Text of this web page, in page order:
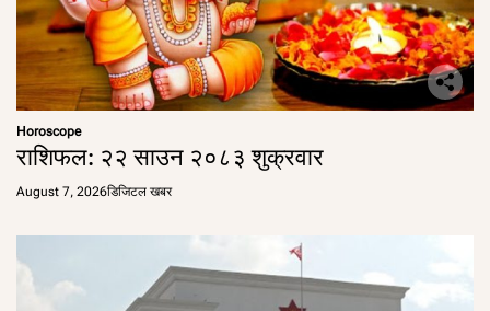
Horoscope
राशिफल: २२ साउन २०८३ शुक्रवार
August 7, 2026डिजिटल खबर